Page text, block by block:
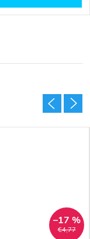
€4,77
–17 %